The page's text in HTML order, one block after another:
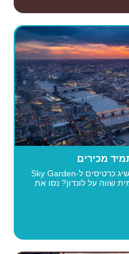
מכירים
תצפית על לונדון לא הצלחתם להשיג כרטיסים ל-Sky Garden
שווה על לונדון? נסו את